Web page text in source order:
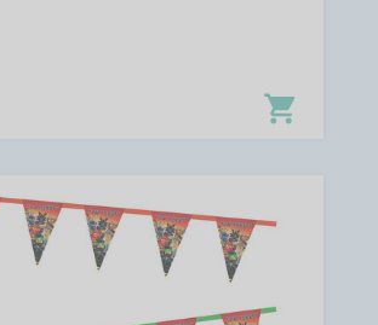
shopping_cart